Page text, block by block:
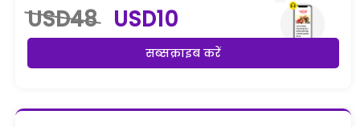
USD48 USD10
सब्सक्राइब करें